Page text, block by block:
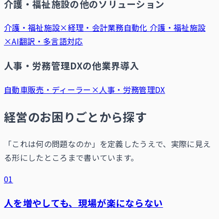
介護・福祉施設の他のソリューション
介護・福祉施設×経理・会計業務自動化 介護・福祉施設
×AI翻訳・多言語対応
人事・労務管理DXの他業界導入
自動車販売・ディーラー×人事・労務管理DX
経営のお困りごとから探す
「これは何の問題なのか」を定義したうえで、実際に見え
る形にしたところまで書いています。
01
人を増やしても、現場が楽にならない